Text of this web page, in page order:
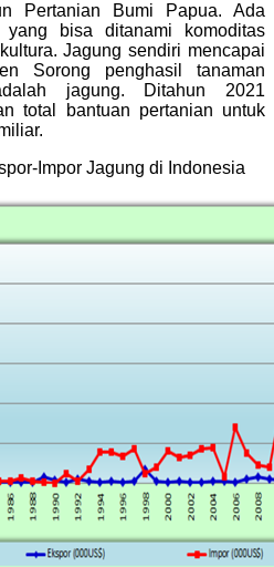
Pertanian Bumi Papua. Ada
bisa ditanami komoditas
Jagung sendiri mencapai
Sorong penghasil tanaman
jagung. Ditahun 2021
total bantuan pertanian untuk
Impor Jagung di Indonesia